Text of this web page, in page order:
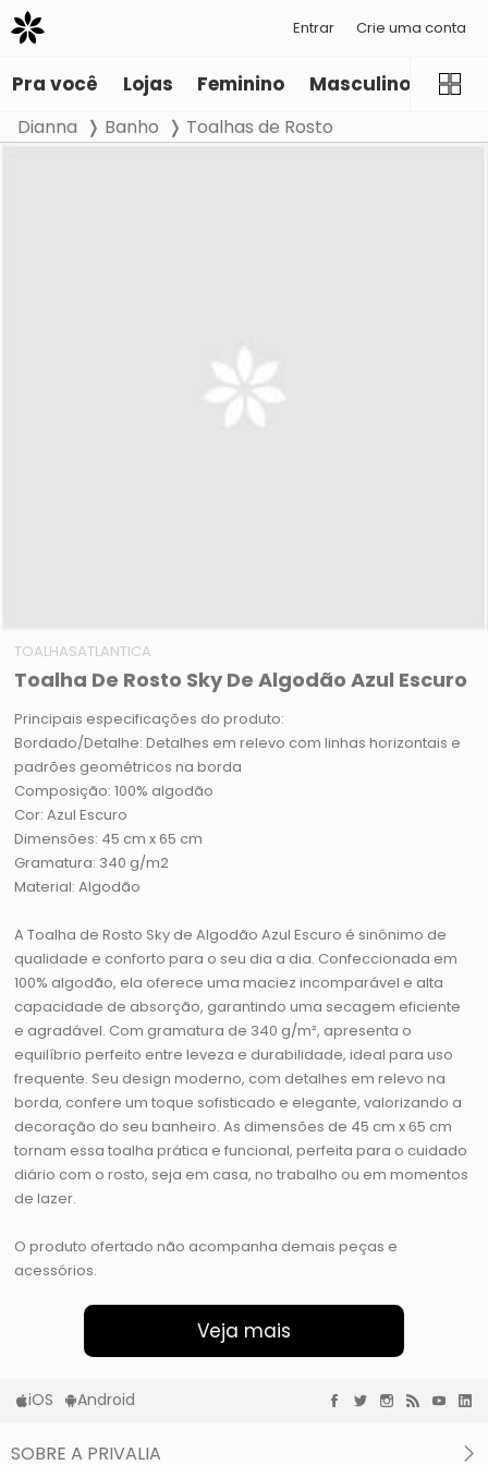
Entrar Crie uma conta
Pra você Lojas Feminino Masculino
Dianna Banho Toalhas de Rosto
TOALHASATLANTICA
Toalha De Rosto Sky De Algodão Azul Escuro
Principais especificações do produto:
Bordado/Detalhe: Detalhes em relevo com linhas horizontais e
padrões geométricos na borda
Composição: 100% algodão
Cor: Azul Escuro
Dimensões: 45 cm x 65 cm
Gramatura: 340 g/m2
Material: Algodão
A Toalha de Rosto Sky de Algodão Azul Escuro é sinônimo de
qualidade e conforto para o seu dia a dia. Confeccionada em
100% algodão, ela oferece uma maciez incomparável e alta
capacidade de absorção, garantindo uma secagem eficiente
e agradável. Com gramatura de 340 g/m², apresenta o
equilíbrio perfeito entre leveza e durabilidade, ideal para uso
frequente. Seu design moderno, com detalhes em relevo na
borda, confere um toque sofisticado e elegante, valorizando a
decoração do seu banheiro. As dimensões de 45 cm x 65 cm
tornam essa toalha prática e funcional, perfeita para o cuidado
diário com o rosto, seja em casa, no trabalho ou em momentos
de lazer.
O produto ofertado não acompanha demais peças e
acessórios.
Veja mais
iOS Android
SOBRE A PRIVALIA